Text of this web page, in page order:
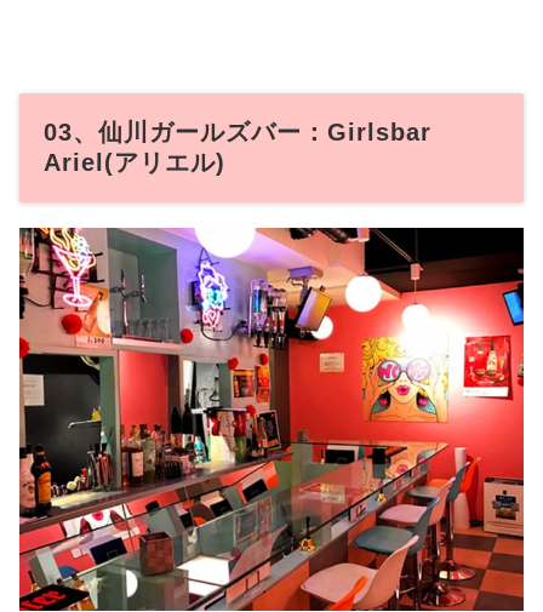
03、仙川ガールズバー：Girlsbar
Ariel(アリエル)